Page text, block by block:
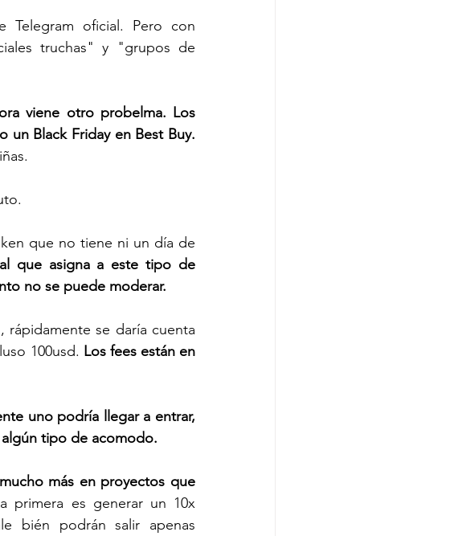
oficial. Pero con
truchas" y "grupos de
viene otro probelma. Los
que no tiene ni un día de
que asigna a este tipo de
no se puede moderar.
se daría cuenta
100usd. Los fees están en
uno podría llegar a entrar,
tipo de acomodo.
más en proyectos que
primera es generar un 10x
bién podrán salir apenas